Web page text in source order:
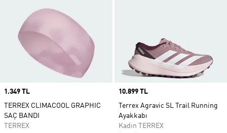
Price
1.349 TL
TERREX CLIMACOOL GRAPHIC
SAÇ BANDI
TERREX
Price
10.899 TL
Terrex Agravic SL Trail Running
Ayakkabı
Kadın TERREX